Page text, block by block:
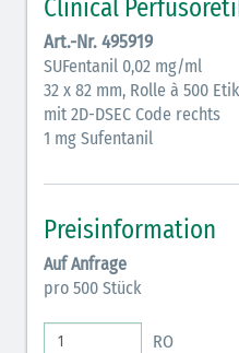
Antikoagulantien
Rahmen)
Antikoagulantien
Inodilatatoren (rot-grün)
Antiarrhythmika (rot-blau)
Elektrolyte (grün-pink)
Clinical
Art.-Nr. 495919
SUFentanil 0,02 mg/ml
32 x 82 mm, Rolle à 500
mit 2D-DSEC Code rechts
1 mg Sufentanil
Preisinformation
Auf Anfrage
pro 500 Stück
RO